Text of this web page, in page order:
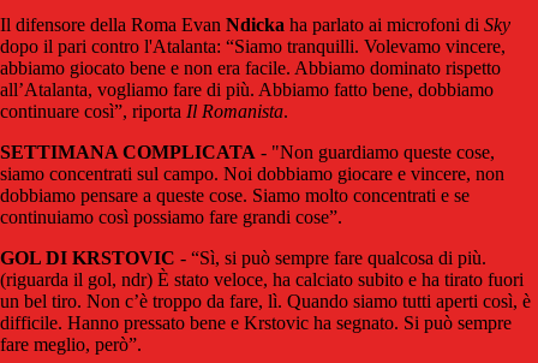
Il difensore della Roma Evan Ndicka ha parlato ai microfoni di Sky
dopo il pari contro l'Atalanta: “Siamo tranquilli. Volevamo vincere,
abbiamo giocato bene e non era facile. Abbiamo dominato rispetto
all’Atalanta, vogliamo fare di più. Abbiamo fatto bene, dobbiamo
continuare così”, riporta Il Romanista.
SETTIMANA COMPLICATA - "Non guardiamo queste cose,
siamo concentrati sul campo. Noi dobbiamo giocare e vincere, non
dobbiamo pensare a queste cose. Siamo molto concentrati e se
continuiamo così possiamo fare grandi cose”.
GOL DI KRSTOVIC - “Sì, si può sempre fare qualcosa di più.
(riguarda il gol, ndr) È stato veloce, ha calciato subito e ha tirato fuori
un bel tiro. Non c’è troppo da fare, lì. Quando siamo tutti aperti così, è
difficile. Hanno pressato bene e Krstovic ha segnato. Si può sempre
fare meglio, però”.